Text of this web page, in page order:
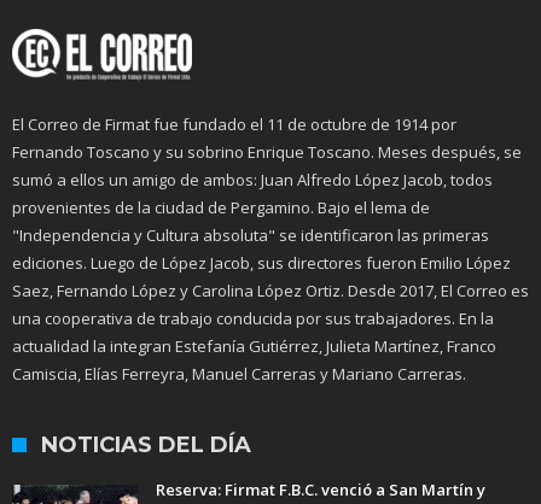
El Correo de Firmat fue fundado el 11 de octubre de 1914 por
Fernando Toscano y su sobrino Enrique Toscano. Meses después, se
sumó a ellos un amigo de ambos: Juan Alfredo López Jacob, todos
provenientes de la ciudad de Pergamino. Bajo el lema de
"Independencia y Cultura absoluta" se identificaron las primeras
ediciones. Luego de López Jacob, sus directores fueron Emilio López
Saez, Fernando López y Carolina López Ortiz. Desde 2017, El Correo es
una cooperativa de trabajo conducida por sus trabajadores. En la
actualidad la integran Estefanía Gutiérrez, Julieta Martínez, Franco
Camiscia, Elías Ferreyra, Manuel Carreras y Mariano Carreras.
NOTICIAS DEL DÍA
Reserva: Firmat F.B.C. venció a San Martín y